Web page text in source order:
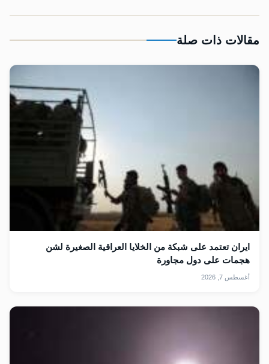
مقالات ذات صلة
ايران تعتمد على شبكة من الخلايا العراقية الصغيرة لشن
هجمات على دول مجاورة
أغسطس 7, 2026